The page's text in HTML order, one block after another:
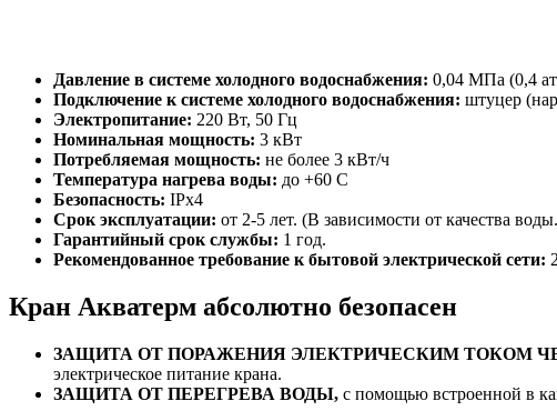
Давление в системе холодного водоснабжения: 0,04 МПа (0,4
Подключение к системе холодного водоснабжения: штуцер
Электропитание: 220 Вт, 50 Гц
Номинальная мощность: 3 кВт
Потребляемая мощность: не более 3 кВт/ч
Температура нагрева воды: до +60 С
Безопасность: IPx4
Срок эксплуатации: от 2-5 лет. (В зависимости от качества
Гарантийный срок службы: 1 год.
Рекомендованное требование к бытовой электрической сети:
Кран Акватерм абсолютно безопасен
ЗАЩИТА ОТ ПОРАЖЕНИЯ ЭЛЕКТРИЧЕСКИМ ТОКОМ
электрическое питание крана.
ЗАЩИТА ОТ ПЕРЕГРЕВА ВОДЫ, с помощью встроенной в